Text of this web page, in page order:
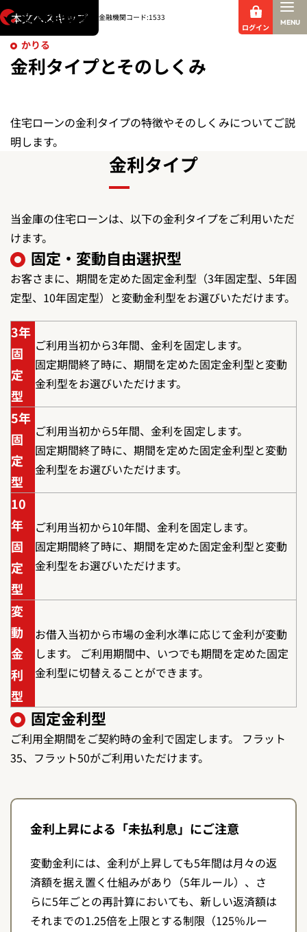
本文へスキップ
金融機関コード:1533
ログイン
新規ウィン
MENU
かりる
金利タイプとそのしくみ
住宅ローンの金利タイプの特徴やそのしくみについてご説
明します。
金利タイプ
当金庫の住宅ローンは、以下の金利タイプをご利用いただ
けます。
固定・変動自由選択型
お客さまに、期間を定めた固定金利型（3年固定型、5年固
定型、10年固定型）と変動金利型をお選びいただけます。
3年
固
定
型
ご利用当初から3年間、金利を固定します。
固定期間終了時に、期間を定めた固定金利型と変動
金利型をお選びいただけます。
5年
固
定
型
ご利用当初から5年間、金利を固定します。
固定期間終了時に、期間を定めた固定金利型と変動
金利型をお選びいただけます。
10
年
固
定
型
ご利用当初から10年間、金利を固定します。
固定期間終了時に、期間を定めた固定金利型と変動
金利型をお選びいただけます。
変
動
金
利
型
お借入当初から市場の金利水準に応じて金利が変動
します。 ご利用期間中、いつでも期間を定めた固定
金利型に切替えることができます。
固定金利型
ご利用全期間をご契約時の金利で固定します。 フラット
35、フラット50がご利用いただけます。
金利上昇による「未払利息」にご注意
変動金利には、金利が上昇しても5年間は月々の返
済額を据え置く仕組みがあり（5年ルール）、さ
らに5年ごとの再計算においても、新しい返済額は
それまでの1.25倍を上限とする制限（125％ルー